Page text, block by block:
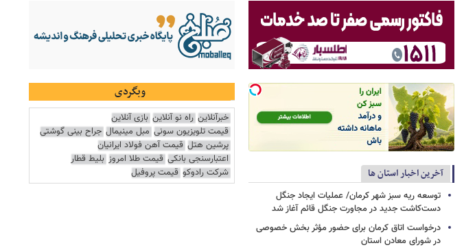
آخرین اخبار استان ها
توسعه ریه سبز شهر کرمان/ عملیات ایجاد جنگل
دست‌کاشت جدید در مجاورت جنگل قائم آغاز شد
درخواست اتاق کرمان برای حضور مؤثر بخش خصوصی
در شورای معادن استان
وبگردی
خبرآنلاین راه نو آنلاین بازی آنلاین
قیمت تلویزیون سونی مبل مینیمال جراح بینی گوشتی
پرشین هتل قیمت آهن فولاد ایرانیان
اعتبارسنجی بانکی قیمت طلا امروز بلیط قطار
شرکت رادوکو قیمت پروفیل